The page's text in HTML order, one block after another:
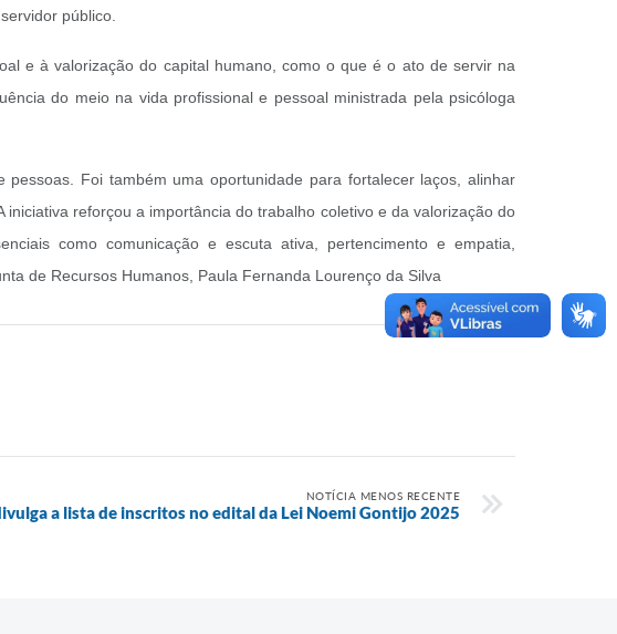
público.
e à valorização do capital humano, como o que é o ato de servir na
do meio na vida profissional e pessoal ministrada pela psicóloga
Foi também uma oportunidade para fortalecer laços, alinhar
reforçou a importância do trabalho coletivo e da valorização do
como comunicação e escuta ativa, pertencimento e empatia,
de Recursos Humanos, Paula Fernanda Lourenço da Silva
NOTÍCIA MENOS RECENTE
a lista de inscritos no edital da Lei Noemi Gontijo 2025